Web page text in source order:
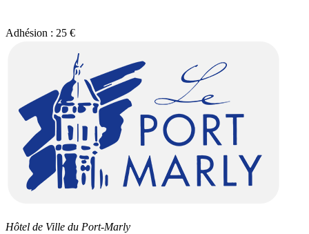
Adhésion : 25 €
Hôtel de Ville du Port-Marly